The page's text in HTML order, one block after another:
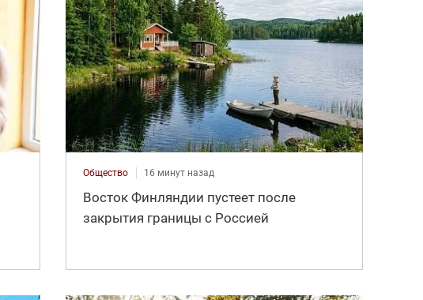
Общество 16 минут назад
Восток Финляндии пустеет после
закрытия границы с Россией